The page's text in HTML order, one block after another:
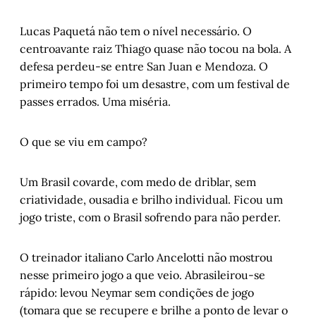
Lucas Paquetá não tem o nível necessário. O
centroavante raiz Thiago quase não tocou na bola. A
defesa perdeu-se entre San Juan e Mendoza. O
primeiro tempo foi um desastre, com um festival de
passes errados. Uma miséria.
O que se viu em campo?
Um Brasil covarde, com medo de driblar, sem
criatividade, ousadia e brilho individual. Ficou um
jogo triste, com o Brasil sofrendo para não perder.
O treinador italiano Carlo Ancelotti não mostrou
nesse primeiro jogo a que veio. Abrasileirou-se
rápido: levou Neymar sem condições de jogo
(tomara que se recupere e brilhe a ponto de levar o